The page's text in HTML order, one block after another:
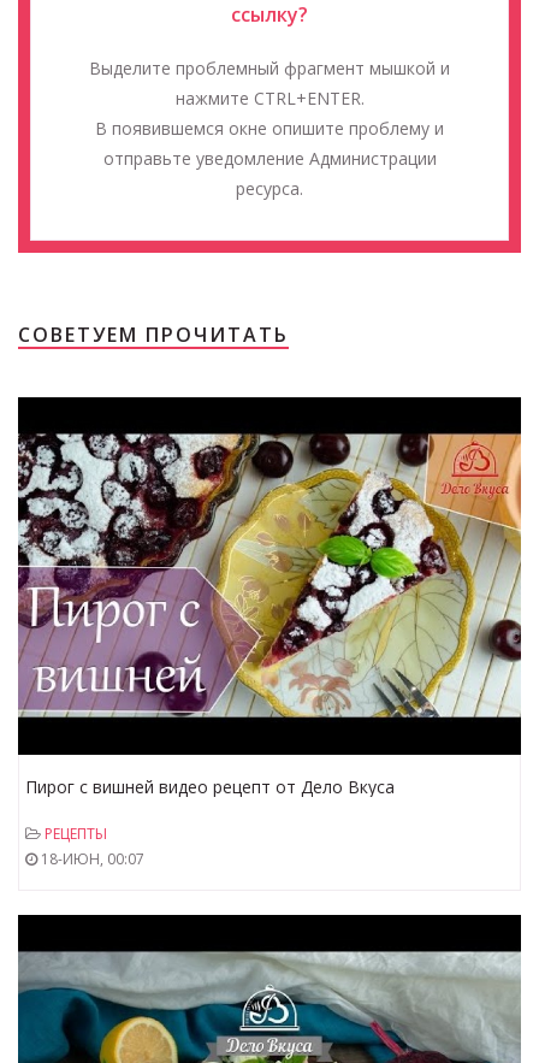
ссылку?
Выделите проблемный фрагмент мышкой и
нажмите CTRL+ENTER.
В появившемся окне опишите проблему и
отправьте уведомление Администрации
ресурса.
СОВЕТУЕМ ПРОЧИТАТЬ
Пирог с вишней видео рецепт от Дело Вкуса
РЕЦЕПТЫ
18-ИЮН, 00:07